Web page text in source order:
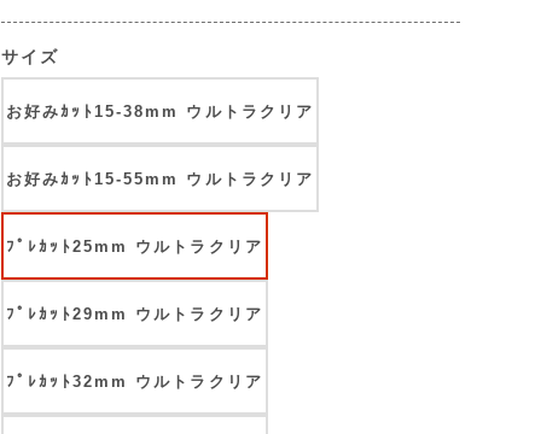
サイズ
お好みｶｯﾄ15-38mm ウルトラクリア
お好みｶｯﾄ15-55mm ウルトラクリア
ﾌﾟﾚｶｯﾄ25mm ウルトラクリア
ﾌﾟﾚｶｯﾄ29mm ウルトラクリア
ﾌﾟﾚｶｯﾄ32mm ウルトラクリア